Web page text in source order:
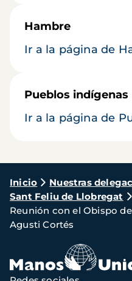
Hambre
Ir a la página de
Pueblos indígenas
Ir a la página de
Ruta
de
navegación
Inicio
Nuestras
Sant Feliu de Llobregat
Reunión con el Obispo
Agusti Cortés